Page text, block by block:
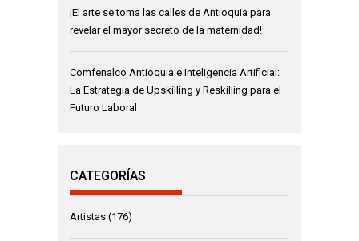
¡El arte se toma las calles de Antioquia para
revelar el mayor secreto de la maternidad!
Comfenalco Antioquia e Inteligencia Artificial:
La Estrategia de Upskilling y Reskilling para el
Futuro Laboral
CATEGORÍAS
Artistas (176)